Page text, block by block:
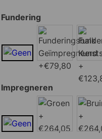
Fundering
Impregneren